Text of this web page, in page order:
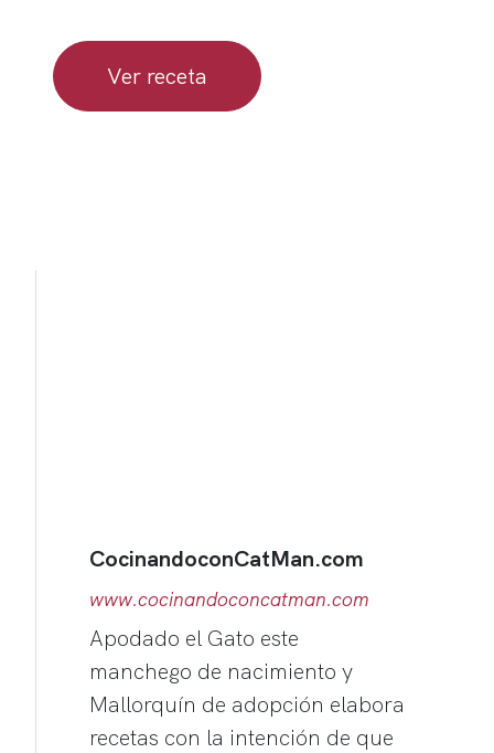
Ver receta
CocinandoconCatMan.com
www.cocinandoconcatman.com
Apodado el Gato este
manchego de nacimiento y
Mallorquín de adopción elabora
recetas con la intención de que